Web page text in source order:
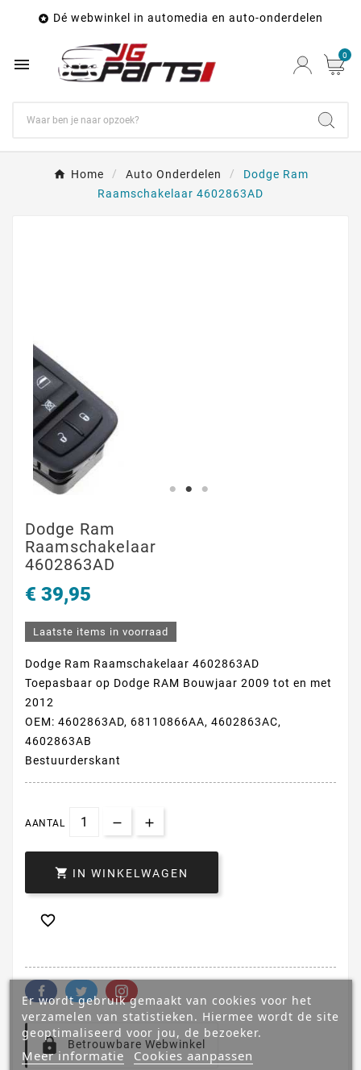
 Dé webwinkel in automedia en auto-onderdelen
 0
Home Auto Onderdelen
Dodge Ram
Raamschakelaar 4602863AD
Dodge Ram
Raamschakelaar
4602863AD
€ 39,95
Laatste items in voorraad
Dodge Ram Raamschakelaar 4602863AD
Toepasbaar op Dodge RAM Bouwjaar 2009 tot en met
2012
OEM: 4602863AD, 68110866AA, 4602863AC,
4602863AB
Bestuurderskant
AANTAL
 IN WINKELWAGEN

Betrouwbare Webwinkel
Er wordt gebruik gemaakt van cookies voor het
verzamelen van statistieken. Hiermee wordt de site
geoptimaliseerd voor jou, de bezoeker.
Meer informatie Cookies aanpassen